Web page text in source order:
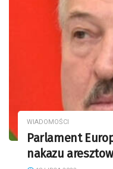
WIADOMOŚCI
Parlament
nakazu